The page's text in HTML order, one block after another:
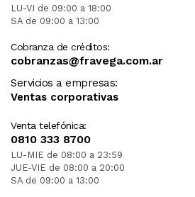
LU-VI de 09:00 a 18:00
SA de 09:00 a 13:00
Cobranza de créditos:
cobranzas@fravega.com.ar
Servicios a empresas:
Ventas corporativas
Venta telefónica:
0810 333 8700
LU-MIE de 08:00 a 23:59
JUE-VIE de 08:00 a 20:00
SA de 09:00 a 13:00